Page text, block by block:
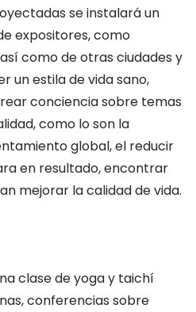
se instalará un
expositores, como
como de otras ciudades y
un estila de vida sano,
conciencia sobre temas
como lo son la
global, el reducir
en resultado, encontrar
mejorar la calidad de vida.
clase de yoga y taichí
conferencias sobre